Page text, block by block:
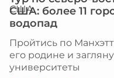
США: более 11
водопад
Пройтись по
его родине и
университеты